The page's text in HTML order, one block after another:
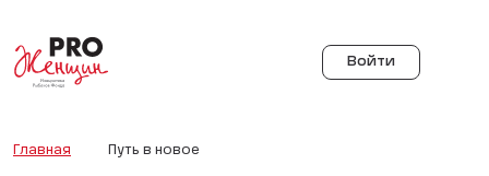
Войти
Главная Путь в новое